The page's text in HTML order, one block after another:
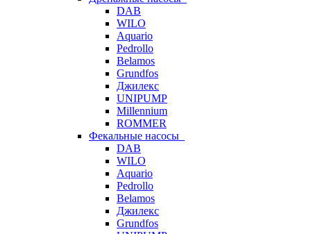
DAB
WILO
Aquario
Pedrollo
Belamos
Grundfos
Джилекс
UNIPUMP
Millennium
ROMMER
Фекальные насосы
DAB
WILO
Aquario
Pedrollo
Belamos
Джилекс
Grundfos